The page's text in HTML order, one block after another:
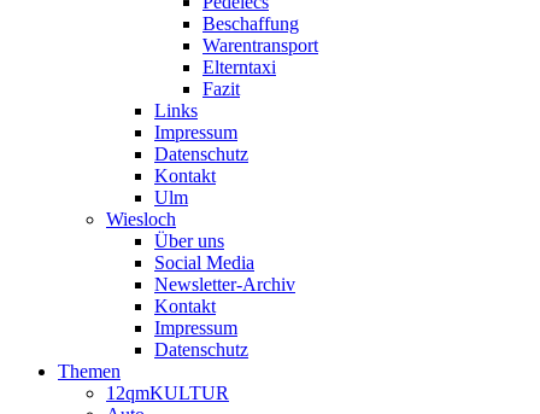
Beschaffung
Warentransport
Elterntaxi
Fazit
Links
Impressum
Datenschutz
Kontakt
Ulm
Wiesloch
Über uns
Social Media
Newsletter-Archiv
Kontakt
Impressum
Datenschutz
Themen
12qmKULTUR